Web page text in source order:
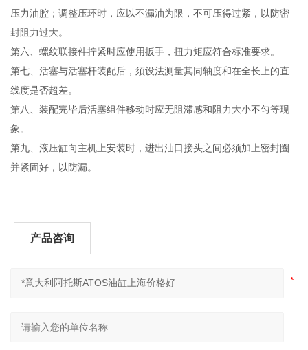
压力油腔；调整压环时，应以不漏油为限，不可压得过紧，以防密
封阻力过大。
第六、螺纹联接件拧紧时应使用扳手，扭力矩应符合标准要求。
第七、活塞与活塞杆装配后，须设法测量其同轴度和在全长上的直
线度是否超差。
第八、装配完毕后活塞组件移动时应无阻滞感和阻力大小不匀等现
象。
第九、液压缸向主机上安装时，进出油口接头之间必须加上密封圈
并紧固好，以防漏。
产品咨询